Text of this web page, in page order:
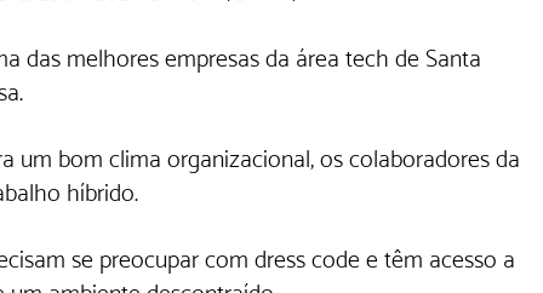
das melhores empresas da área tech de Santa
um bom clima organizacional, os colaboradores da
híbrido.
se preocupar com dress code e têm acesso a